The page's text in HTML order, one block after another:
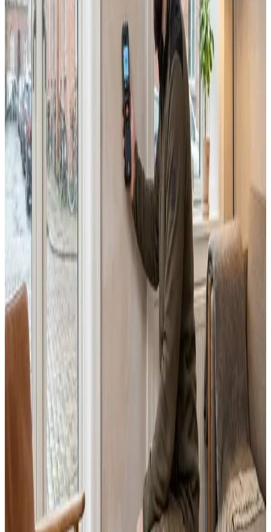
Dimensionering efter BR18 og AT-krav
Landsdækkende service